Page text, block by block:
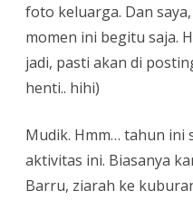
foto keluarga. Dan
momen ini begitu saja.
jadi, pasti akan di
henti.. hihi)
Mudik. Hmm… tahun ini
aktivitas ini. Biasanya
Barru, ziarah ke